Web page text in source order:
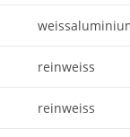
reinweiss
reinweiss